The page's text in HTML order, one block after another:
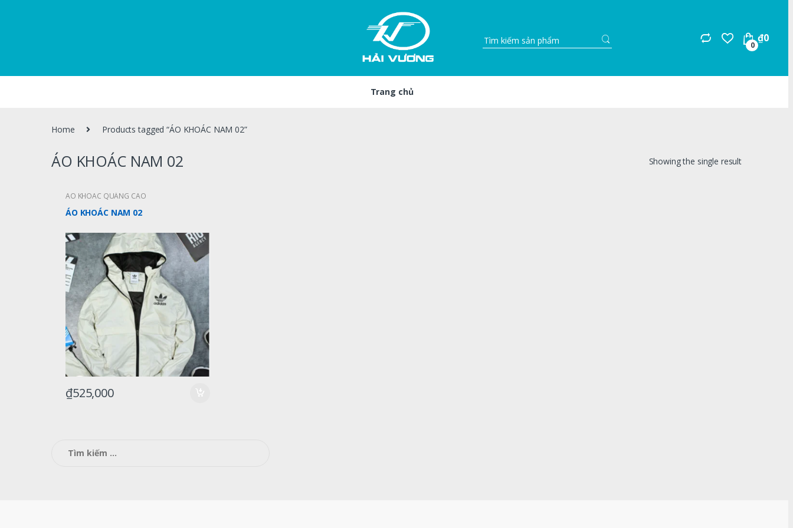
for:
0
₫0
Trang chủ
Home Products tagged “ÁO KHOÁC NAM 02”
ÁO KHOÁC NAM 02 Showing the single result
ÁO KHOÁC QUẢNG CÁO
ÁO KHOÁC NAM 02
₫525,000
kiếm